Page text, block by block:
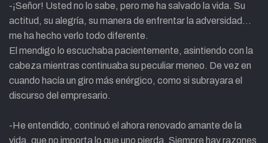
-¡Señor! Usted no lo sabe, pero me ha salvado la vida. Su
actitud, su alegría, su manera de enfrentar la adversidad…
me ha hecho verlo todo diferente.
El mendigo lo escuchaba pacientemente, asintiendo con la
cabeza mientras continuaba su peculiar meneo. De vez en
cuando hacía un giro más enérgico, como si subrayara el
discurso del empresario.
-He entendido, continuó el ahora renovado amante de la
vida, que no importa lo que uno pierda. Siempre hay razones